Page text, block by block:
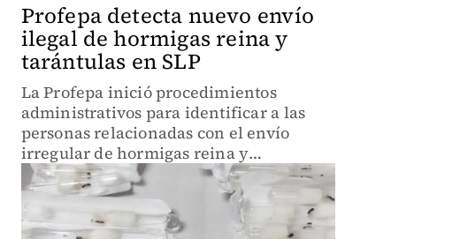
Profepa detecta nuevo envío
ilegal de hormigas reina y
tarántulas en SLP
La Profepa inició procedimientos
administrativos para identificar a las
personas relacionadas con el envío
irregular de hormigas reina y
tarántulas.